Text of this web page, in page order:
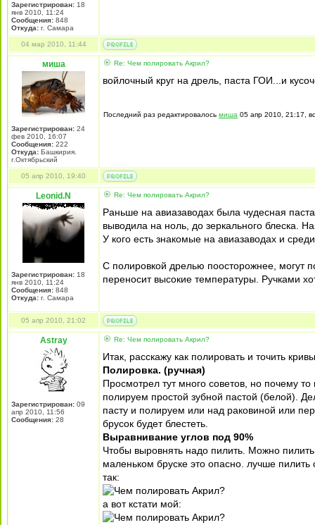
Зарегистрирован: 18
янв 2010, 11:24
Сообщения: 848
Откуда: г. Самара
04 мар 2010, 11:44
миша
Зарегистрирован: 24
фев 2010, 16:07
Сообщения: 222
Откуда: Башкирия.
г.Октябрьский
Re: Чем полировать Акрил?
войлочный круг на дрель, паста ГОИ...и
Последний раз редактировалось миша 05 апр 2010, 21:17,
05 апр 2010, 19:40
Leonid.N
Зарегистрирован: 18
янв 2010, 11:24
Сообщения: 848
Откуда: г. Самара
Re: Чем полировать Акрил?
Раньше на авиазаводах была чудесная
выводила на ноль, до зеркального блеска.
У кого есть знакомые на авиазаводах и
С полировкой дрелью поосторожнее, могут
переносит высокие температуры. Ручками
05 апр 2010, 21:02
Astray
Зарегистрирован: 09
апр 2010, 11:56
Сообщения: 28
Re: Чем полировать Акрил?
Итак, расскажу как полировать и точить
Полировка. (ручная)
Просмотрел тут много советов, но почему
полируем простой зубной пастой (белой).
пасту и полируем или над раковиной или
брусок будет блестеть.
Выравнивание углов под 90%
Чтобы выровнять надо пилить. Можно
маленьком бруске это опасно. лучше пилить
так:
а вот кстати мой: